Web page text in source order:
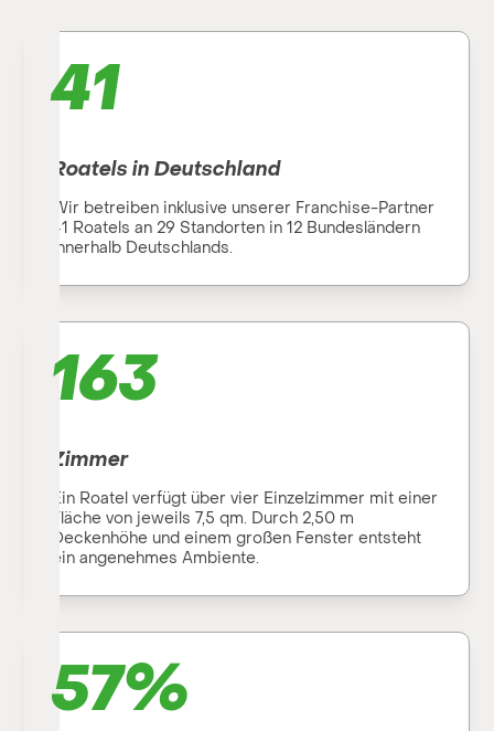
41
Roatels in Deutschland
Wir betreiben inklusive unserer Franchise-Partner
41 Roatels an 29 Standorten in 12 Bundesländern
innerhalb Deutschlands.
163
Zimmer
Ein Roatel verfügt über vier Einzelzimmer mit einer
Fläche von jeweils 7,5 qm. Durch 2,50 m
Deckenhöhe und einem großen Fenster entsteht
ein angenehmes Ambiente.
57%